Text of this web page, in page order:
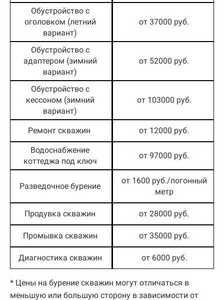
Обустройство с
оголовком (летний
вариант)
от 37000 руб.
Обустройство с
адаптером (зимний
вариант)
от 52000 руб.
Обустройство с
кессоном (зимний
вариант)
от 103000 руб.
Ремонт скважин от 12000 руб.
Водоснабжение
коттеджа под ключ
от 97000 руб.
Разведочное бурение
от 1600 руб./погонный
метр
Продувка скважин от 28000 руб.
Промывка скважин от 35000 руб.
Диагностика скважин от 6000 руб.
* Цены на бурение скважин могут отличаться в
меньшую или большую сторону в зависимости от